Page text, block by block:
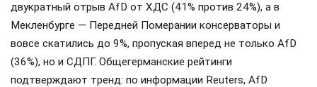
двукратный отрыв AfD от ХДС (41% против 24%), а в
Мекленбурге — Передней Померании консерваторы и
вовсе скатились до 9%, пропуская вперед не только AfD
(36%), но и СДПГ. Общегерманские рейтинги
подтверждают тренд: по информации Reuters, AfD